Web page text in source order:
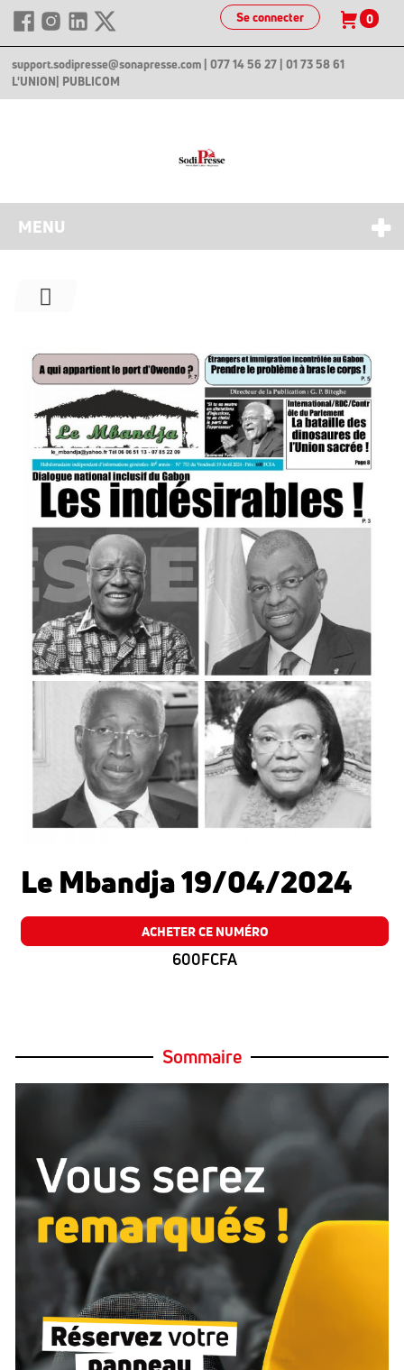
Se connecter 0
support.sodipresse@sonapresse.com | 077 14 56 27 | 01 73 58 61
L'UNION | PUBLICOM
MENU
Le Mbandja 19/04/2024
ACHETER CE NUMÉRO
600FCFA
Sommaire